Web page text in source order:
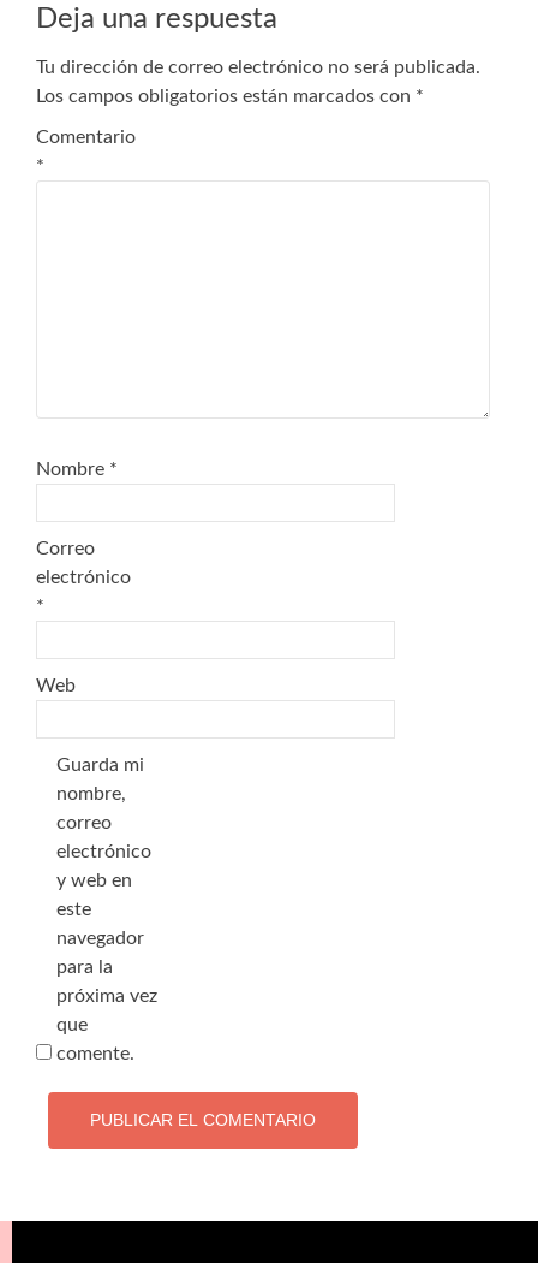
Deja una respuesta
Tu dirección de correo electrónico no será publicada.
Los campos obligatorios están marcados con *
Comentario
*
Nombre *
Correo
electrónico
*
Web
Guarda mi
nombre,
correo
electrónico
y web en
este
navegador
para la
próxima vez
que
comente.